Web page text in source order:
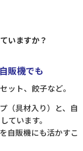
いますか？
販機でも
ット、餃子など。
（具材入り）と、自
ています。
自販機にも活かすこ